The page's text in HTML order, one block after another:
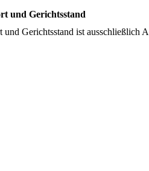
und Gerichtsstand
und Gerichtsstand ist ausschließlich